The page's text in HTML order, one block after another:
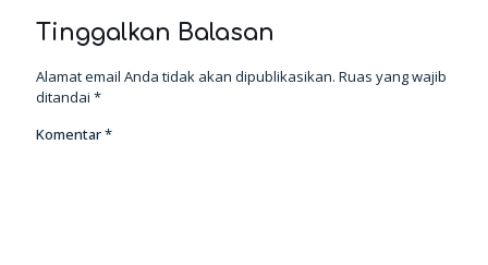
Tinggalkan Balasan
Alamat email Anda tidak akan dipublikasikan. Ruas yang wajib
ditandai *
Komentar*